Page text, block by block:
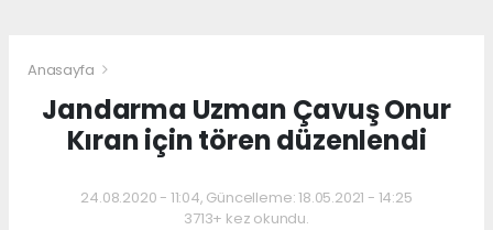
Anasayfa
Jandarma Uzman Çavuş Onur
Kıran için tören düzenlendi
24.08.2020 - 11:04, Güncelleme: 18.05.2021 - 14:25
3713+ kez okundu.